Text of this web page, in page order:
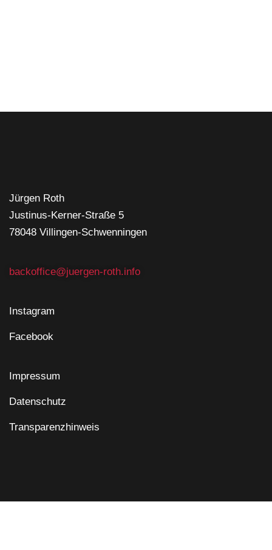
Jürgen Roth
Justinus-Kerner-Straße 5
78048 Villingen-Schwenningen
backoffice@juergen-roth.info
Instagram
Facebook
Impressum
Datenschutz
Transparenzhinweis